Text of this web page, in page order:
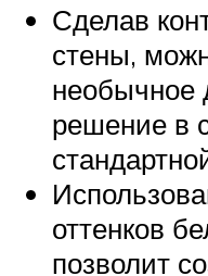
Сделав
стены,
необычное
решение в
оттенков
позволит